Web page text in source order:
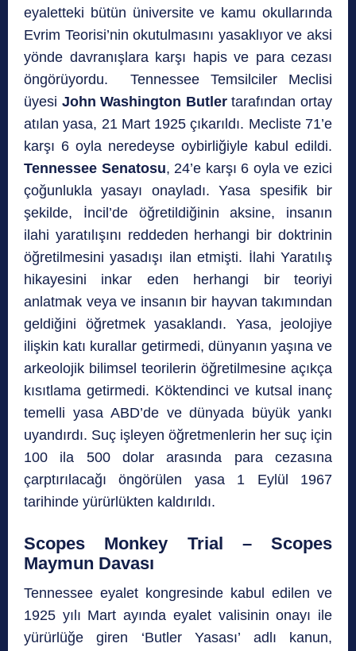
eyaletteki bütün üniversite ve kamu okullarında
Evrim Teorisi’nin okutulmasını yasaklıyor ve aksi
yönde davranışlara karşı hapis ve para cezası
öngörüyordu. Tennessee Temsilciler Meclisi
üyesi John Washington Butlertarafından ortay
atılan yasa, 21 Mart 1925 çıkarıldı. Mecliste 71’e
karşı 6 oyla neredeyse oybirliğiyle kabul edildi.
Tennessee Senatosu, 24’e karşı 6 oyla ve ezici
çoğunlukla yasayı onayladı. Yasa spesifik bir
şekilde, İncil’de öğretildiğinin aksine, insanın
ilahi yaratılışını reddeden herhangi bir doktrinin
öğretilmesini yasadışı ilan etmişti. İlahi Yaratılış
hikayesini inkar eden herhangi bir teoriyi
anlatmak veya ve insanın bir hayvan takımından
geldiğini öğretmek yasaklandı. Yasa, jeolojiye
ilişkin katı kurallar getirmedi, dünyanın yaşına ve
arkeolojik bilimsel teorilerin öğretilmesine açıkça
kısıtlama getirmedi. Köktendinci ve kutsal inanç
temelli yasa ABD’de ve dünyada büyük yankı
uyandırdı. Suç işleyen öğretmenlerin her suç için
100 ila 500 dolar arasında para cezasına
çarptırılacağı öngörülen yasa 1 Eylül 1967
tarihinde yürürlükten kaldırıldı.
Scopes Monkey Trial – Scopes
Maymun Davası
Tennessee eyalet kongresinde kabul edilen ve
1925 yılı Mart ayında eyalet valisinin onayı ile
yürürlüğe giren ‘Butler Yasası’ adlı kanun,